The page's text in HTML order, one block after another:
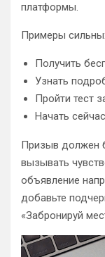
платформы.
Примеры
Получить
Узнать
Пройти тест
Начать сейчас
Призыв должен
вызывать
объявление
добавьте
«Забронируй